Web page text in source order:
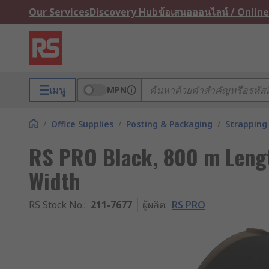
Our ServicesDiscovery Hubข้อเสนอออนไลน์ /
เมนู MPN
/ Office Supplies / Posting & Packaging / Strapping
RS PRO Black, 800 m
Width
RS Stock No.: 211-7677 ผู้ผลิต: RS PRO